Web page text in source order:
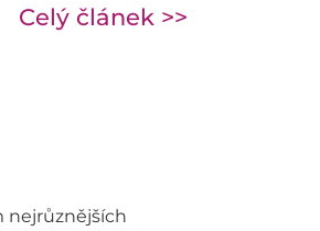
Celý článek >>
nejrůznějších